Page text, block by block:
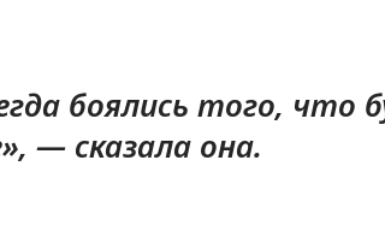
боялись того, что
— сказала она.